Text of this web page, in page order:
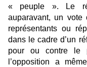
« peuple ». Le
auparavant, un
représentants ou
dans le cadre d’un
pour ou contre le
l’opposition a